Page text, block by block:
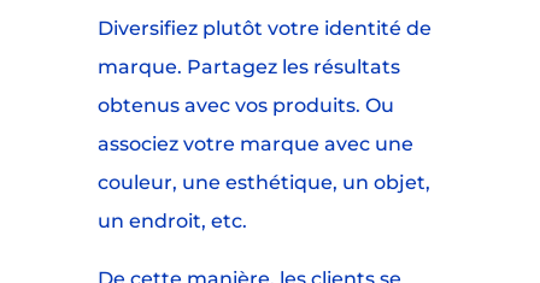
Diversifiez plutôt votre identité de
marque. Partagez les résultats
obtenus avec vos produits. Ou
associez votre marque avec une
couleur, une esthétique, un objet,
un endroit, etc.